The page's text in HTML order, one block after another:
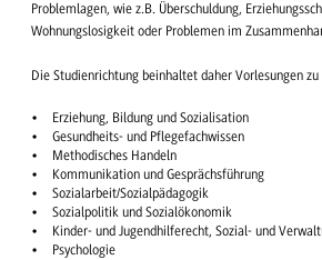
Problemlagen, wie z.B. Überschuldung,
Wohnungslosigkeit oder Problemen im
Die Studienrichtung beinhaltet daher Vorlesungen
Erziehung, Bildung und Sozialisation
Gesundheits- und Pflegefachwissen
Methodisches Handeln
Kommunikation und Gesprächsführung
Sozialarbeit/Sozialpädagogik
Sozialpolitik und Sozialökonomik
Kinder- und Jugendhilferecht, Sozial- und
Psychologie